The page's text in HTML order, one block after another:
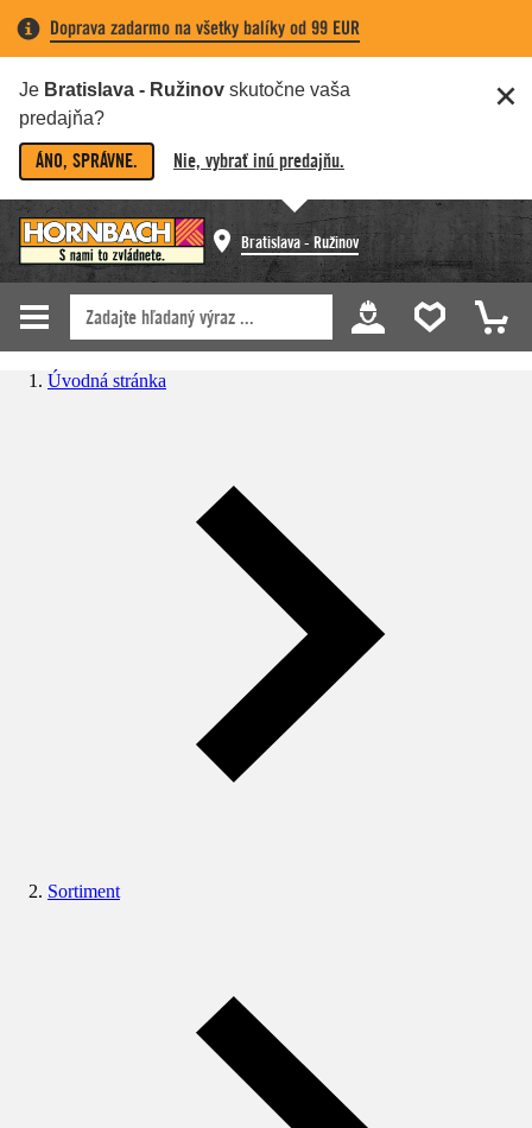
Doprava zadarmo na všetky balíky od 99 EUR
Je Bratislava - Ružinov skutočne vaša
predajňa?
ÁNO, SPRÁVNE. Nie, vybrať inú predajňu.
Bratislava - Ružinov
Úvodná stránka
Sortiment